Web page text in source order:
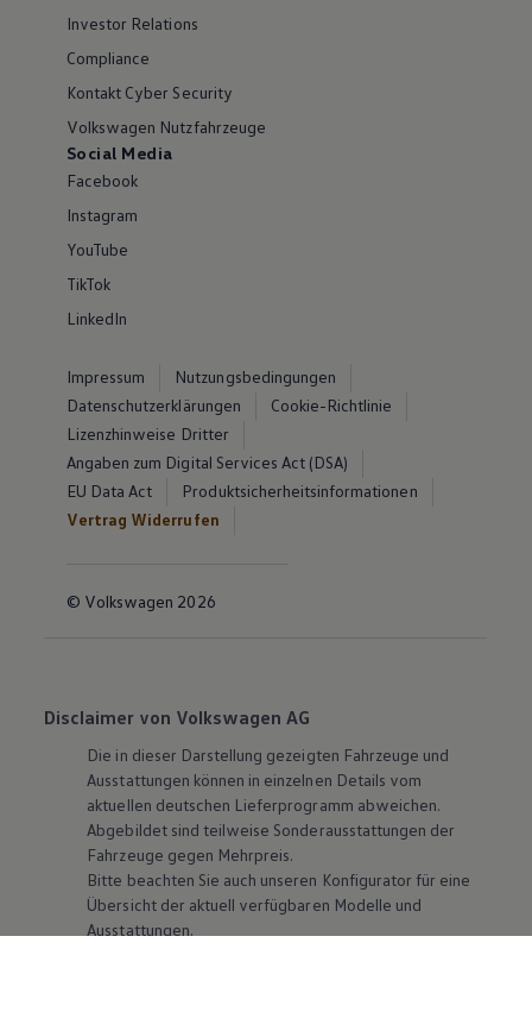
Investor Relations
Compliance
Kontakt Cyber Security
Volkswagen Nutzfahrzeuge
Social Media
Facebook
Instagram
YouTube
TikTok
LinkedIn
Impressum
Nutzungsbedingungen
Datenschutzerklärungen
Cookie-Richtlinie
Lizenzhinweise Dritter
Angaben zum Digital Services Act (DSA)
EU Data Act
Produktsicherheitsinformationen
Vertrag Widerrufen
© Volkswagen 2026
Disclaimer von Volkswagen AG
Die in dieser Darstellung gezeigten Fahrzeuge und
Ausstattungen können in einzelnen Details vom
aktuellen deutschen Lieferprogramm abweichen.
Abgebildet sind teilweise Sonderausstattungen der
Fahrzeuge gegen Mehrpreis.
Bitte beachten Sie auch unseren Konfigurator für eine
Übersicht der aktuell verfügbaren Modelle und
Ausstattungen.